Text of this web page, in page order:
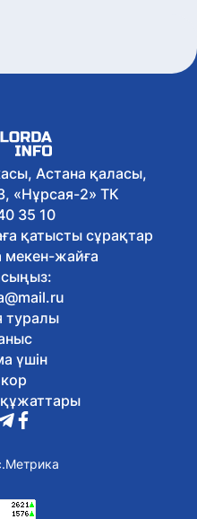
жас көрермен
маусымының
ашады
Абай күні қалай
Абай мұрасын
қызметіміздің іргелі
дамыту және
Президент
қалай жүзеге
еңбекке үндеген
үшін айрықша мәнге
ашық қоғамдық
Астана қаласы,
«Нұрсая-2» ТК
35 10
қатысты сұрақтар
жайға
туралы
үшін
құжаттары